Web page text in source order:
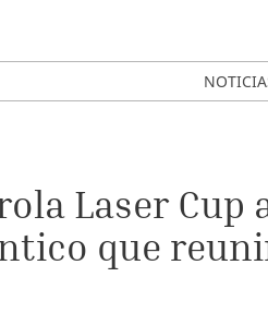
Laser Cup
que